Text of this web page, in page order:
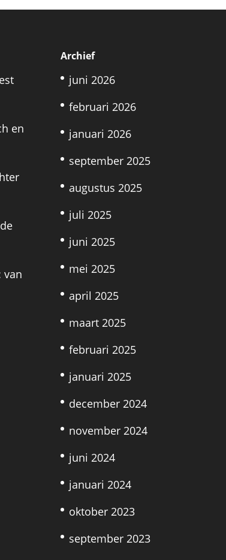
en
van
Archief
juni 2026
februari 2026
januari 2026
september 2025
augustus 2025
juli 2025
juni 2025
mei 2025
april 2025
maart 2025
februari 2025
januari 2025
december 2024
november 2024
juni 2024
januari 2024
oktober 2023
september 2023